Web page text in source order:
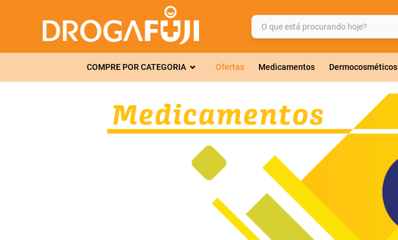
O que está procurando hoje?
COMPRE POR CATEGORIA Ofertas Medicamentos Dermocosméticos
TERMOS MAIS BUSCADOS
3º
mounjaro
4º
rosuvastatina 20mg
protetor solar
6º
dipirona
fraldas geriátricas